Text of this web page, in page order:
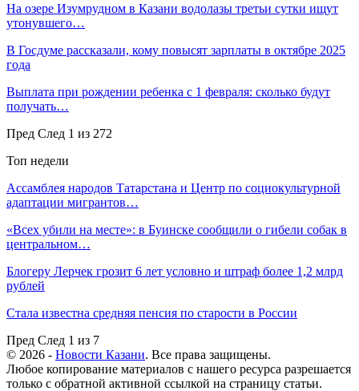
На озере Изумрудном в Казани водолазы третьи сутки ищут
утонувшего…
В Госдуме рассказали, кому повысят зарплаты в октябре 2025
года
Выплата при рождении ребенка с 1 февраля: сколько будут
получать…
Пред След 1 из 272
Топ недели
Ассамблея народов Татарстана и Центр по социокультурной
адаптации мигрантов…
«Всех убили на месте»: в Буинске сообщили о гибели собак в
центральном…
Блогеру Лерчек грозит 6 лет условно и штраф более 1,2 млрд
рублей
Стала известна средняя пенсия по старости в России
Пред След 1 из 7
© 2026 - Новости Казани. Все права защищены.
Любое копирование материалов с нашего ресурса разрешается
только с обратной активной ссылкой на страницу статьи.